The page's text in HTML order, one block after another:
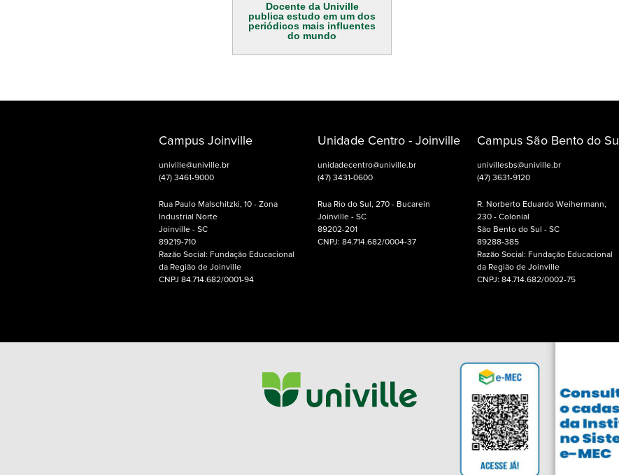
Docente da Univille
publica estudo em um dos
periódicos mais influentes
do mundo
Campus Joinville
univille@univille.br
(47) 3461-9000
Rua Paulo Malschitzki, 10 - Zona
Industrial Norte
Joinville - SC
89219-710
Razão Social: Fundação Educacional
da Região de Joinville
CNPJ 84.714.682/0001-94
Unidade Centro - Joinville
unidadecentro@univille.br
(47) 3431-0600
Rua Rio do Sul, 270 - Bucarein
Joinville - SC
89202-201
CNPJ: 84.714.682/0004-37
Campus São Bento do Sul
univillesbs@univille.br
(47) 3631-9120
R. Norberto Eduardo Weihermann,
230 - Colonial
São Bento do Sul - SC
89288-385
Razão Social: Fundação Educacional
da Região de Joinville
CNPJ: 84.714.682/0002-75